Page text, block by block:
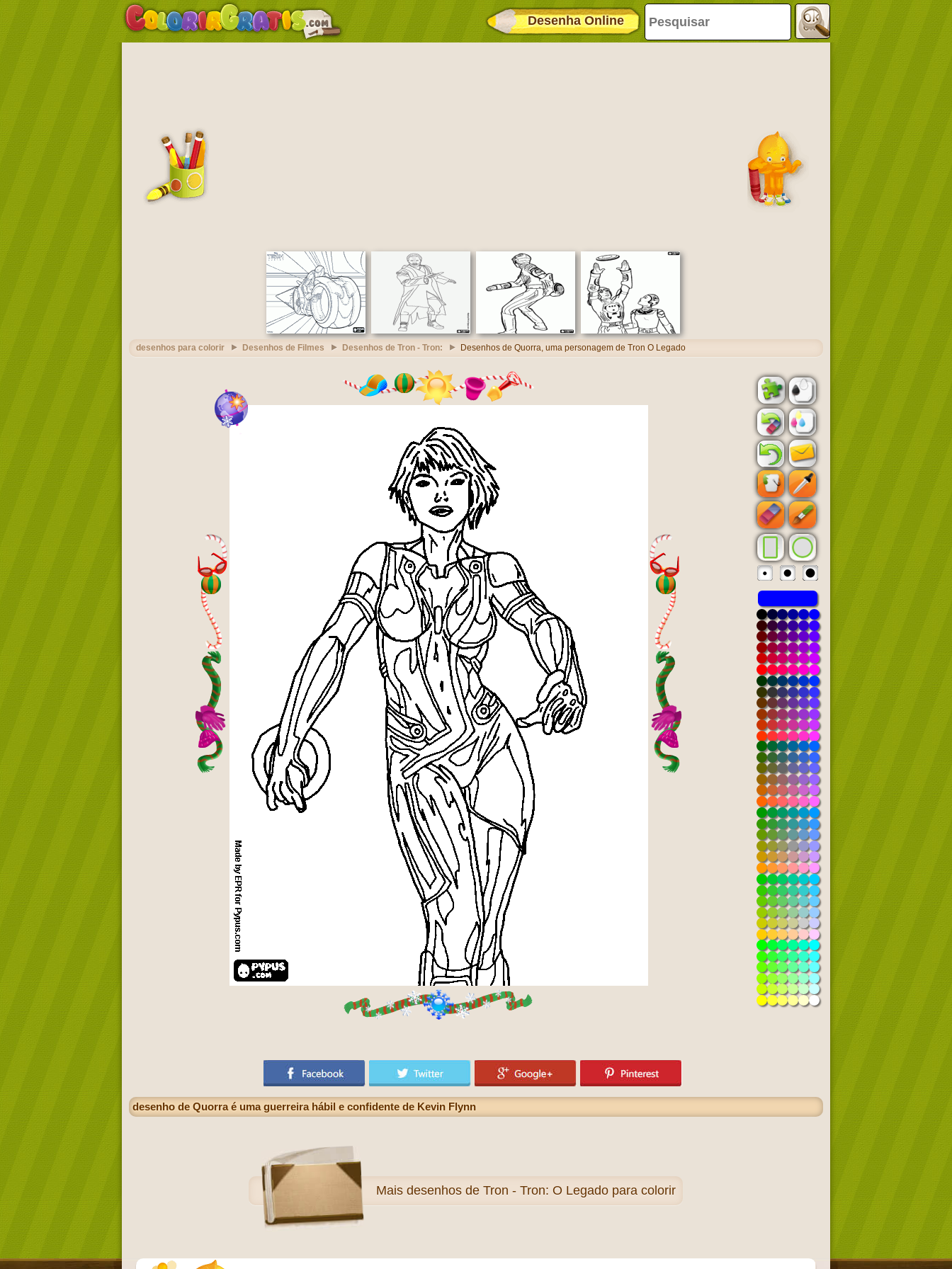
Desenha Online
desenhos para colorir Desenhos de Filmes Desenhos de Tron - Tron: Desenhos de Quorra, uma personagem de Tron O Legado
desenho de Quorra é uma guerreira hábil e confidente de Kevin Flynn
Mais desenhos de Tron - Tron: O Legado para colorir